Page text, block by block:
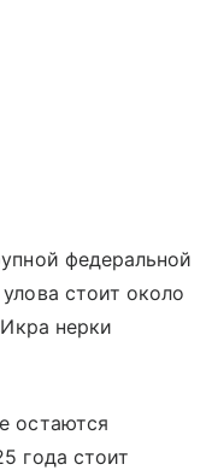
федеральной
стоит около
нерки
остаются
года стоит